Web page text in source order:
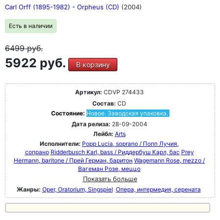
Carl Orff (1895-1982) - Orpheus (CD) (2004)
Есть в наличии
6499руб.
5922 руб. В корзину
Артикул: CDVP 274433
Состав: CD
Состояние: Новое. Заводская упаковка.
Дата релиза: 28-09-2004
Лейбл: Arts
Исполнители: Popp Lucia, soprano / Попп Лучия,
сопрано Ridderbusch Karl, bass / Риддербуш Карл, бас Prey
Hermann, baritone / Прей Герман, баритон Wagemann Rose, mezzo /
Вагеман Розе, меццо
Показать больше
Жанры: Oper, Oratorium, Singspiel Опера, интермедия, серената